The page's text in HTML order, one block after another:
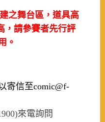
之舞台區，道具高
，請參賽者先行評
。
寄信至comic@f-
來電詢問